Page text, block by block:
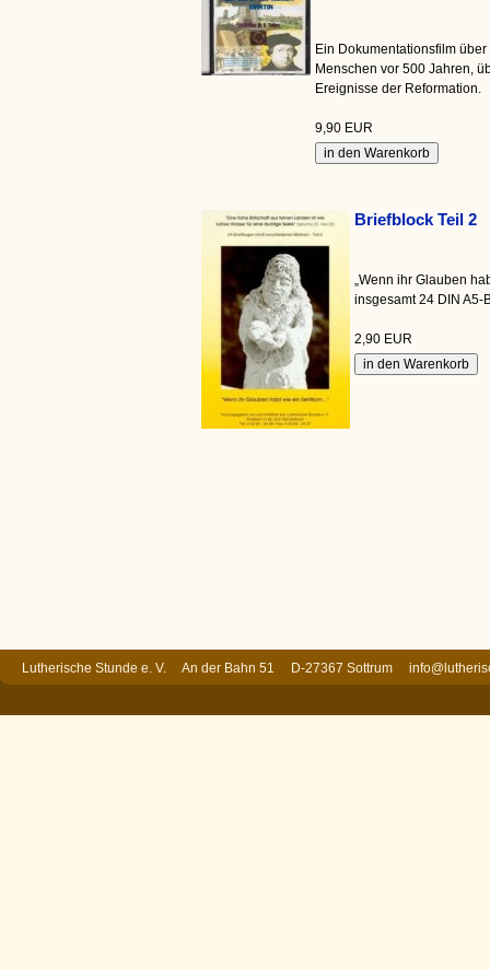
Ein Dokumentationsfilm
Menschen vor 500 Jahren,
Ereignisse der Reformation.
9,90 EUR
Briefblock Teil 2
„Wenn ihr Glauben
insgesamt 24 DIN A5-
2,90 EUR
Lutherische Stunde e. V. An der Bahn 51 D-27367 Sottrum